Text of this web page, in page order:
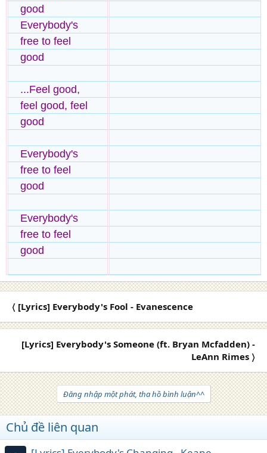
good
Everybody's
free to feel
good
...Feel good,
feel good, feel
good
Everybody's
free to feel
good
Everybody's
free to feel
good
〈 [Lyrics] Everybody's Fool - Evanescence
[Lyrics] Everybody's Someone (ft. Bryan Mcfadden) -
LeAnn Rimes 〉
Đăng nhập một phát, tha hồ bình luận^^
Chủ đề liên quan